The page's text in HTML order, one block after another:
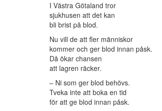
I Västra Götaland tror
sjukhusen att det kan
bli brist på blod.
Nu vill de att fler människor
kommer och ger blod innan påsk.
Då ökar chansen
att lagren räcker.
– Ni som ger blod behövs.
Tveka inte att boka en tid
för att ge blod innan påsk.